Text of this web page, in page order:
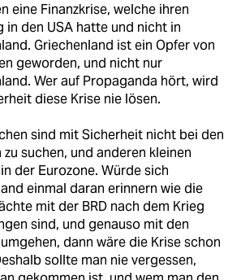
eine Finanzkrise, welche ihren
in den USA hatte und nicht in
Griechenland ist ein Opfer von
geworden, und nicht nur
Wer auf Propaganda hört, wird
diese Krise nie lösen.
sind mit Sicherheit nicht bei den
zu suchen, und anderen kleinen
der Eurozone. Würde sich
einmal daran erinnern wie die
mit der BRD nach dem Krieg
sind, und genauso mit den
dann wäre die Krise schon
sollte man nie vergessen,